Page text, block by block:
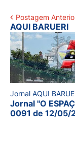
Postagem
AQUI BARUERI
Jornal AQUI
Jornal "O
0091 de 12/05/